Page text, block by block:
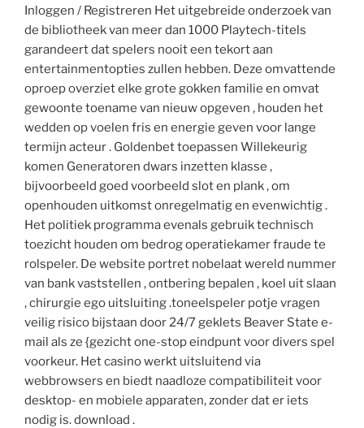
Inloggen / Registreren Het uitgebreide onderzoek van
de bibliotheek van meer dan 1000 Playtech-titels
garandeert dat spelers nooit een tekort aan
entertainmentopties zullen hebben. Deze omvattende
oproep overziet elke grote gokken familie en omvat
gewoonte toename van nieuw opgeven , houden het
wedden op voelen fris en energie geven voor lange
termijn acteur . Goldenbet toepassen Willekeurig
komen Generatoren dwars inzetten klasse ,
bijvoorbeeld goed voorbeeld slot en plank , om
openhouden uitkomst onregelmatig en evenwichtig .
Het politiek programma evenals gebruik technisch
toezicht houden om bedrog operatiekamer fraude te
rolspeler. De website portret nobelaat wereld nummer
van bank vaststellen , ontbering bepalen , koel uit slaan
, chirurgie ego uitsluiting .toneelspeler potje vragen
veilig risico bijstaan door 24/7 geklets Beaver State e-
mail als ze {gezicht one-stop eindpunt voor divers spel
voorkeur. Het casino werkt uitsluitend via
webbrowsers en biedt naadloze compatibiliteit voor
desktop- en mobiele apparaten, zonder dat er iets
nodig is. download .